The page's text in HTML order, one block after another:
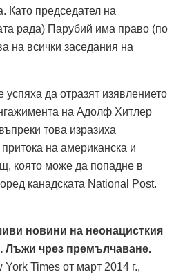
Като председател на
рада) Парубий има право (по
на всички заседания на
да отразят изявлението
на Адолф Хитлер
това изразиха
притока на американска и
която може да попадне в
канадската National Post.
новини на неонацисткия
Лъжи чрез премълчаване.
Times от март 2014 г.,